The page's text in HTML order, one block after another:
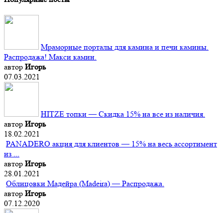
Мраморные порталы для камина и печи камины.
Распродажа! Макси камин.
автор Игорь
07.03.2021
HITZE топки — Скидка 15% на все из наличия.
автор Игорь
18.02.2021
PANADERO акция для клиентов — 15% на весь ассортимент
из ...
автор Игорь
28.01.2021
Облицовки Мадейра (Мadeira) — Распродажа.
автор Игорь
07.12.2020